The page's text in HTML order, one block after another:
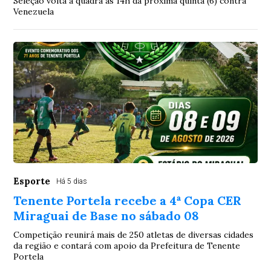
Venezuela
Esporte Há 5 dias
Tenente Portela recebe a 4ª Copa CER
Miraguai de Base no sábado 08
Competição reunirá mais de 250 atletas de diversas cidades
da região e contará com apoio da Prefeitura de Tenente
Portela